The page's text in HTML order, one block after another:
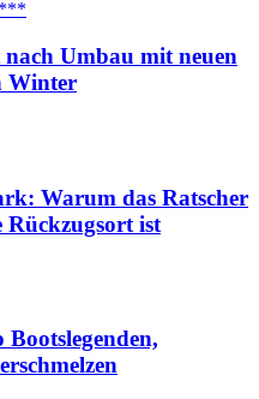
Umbau mit neuen
Winter
Warum das Ratscher
Rückzugsort ist